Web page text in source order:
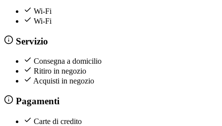
Wi-Fi
Wi-Fi
Servizio
Consegna a domicilio
Ritiro in negozio
Acquisti in negozio
Pagamenti
Carte di credito